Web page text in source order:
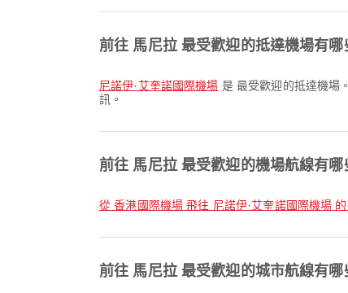
前往 馬尼拉 最受歡迎的抵達機場有哪
尼諾伊·艾奎諾國際機場 是 最受歡迎的抵達機場
訊。
前往 馬尼拉 最受歡迎的機場航線有哪
從 香港國際機場 飛往 尼諾伊·艾奎諾國際機場
前往 馬尼拉 最受歡迎的城市航線有哪